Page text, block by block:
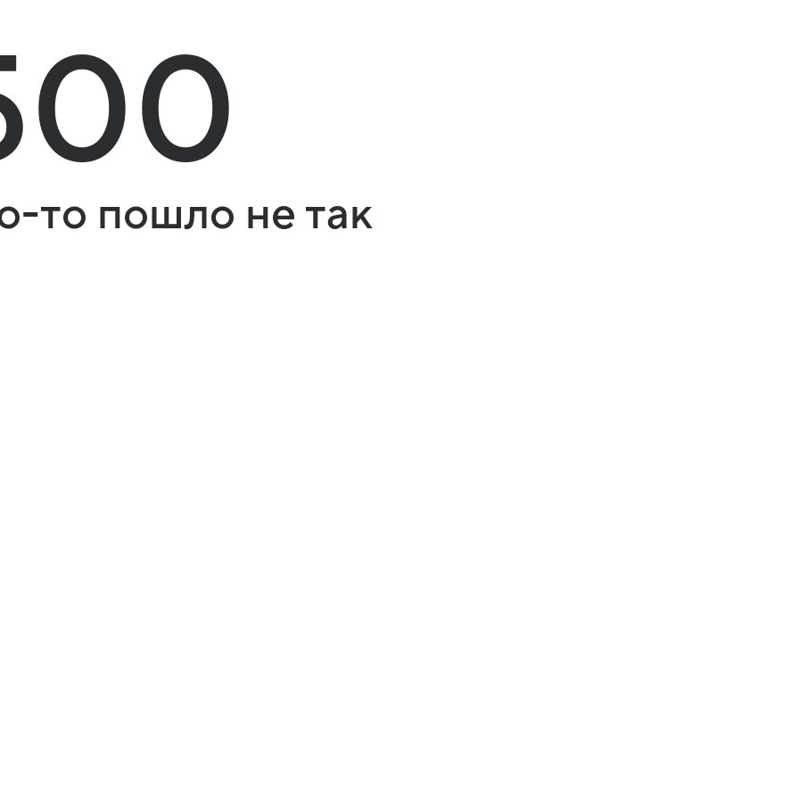
то пошло не так